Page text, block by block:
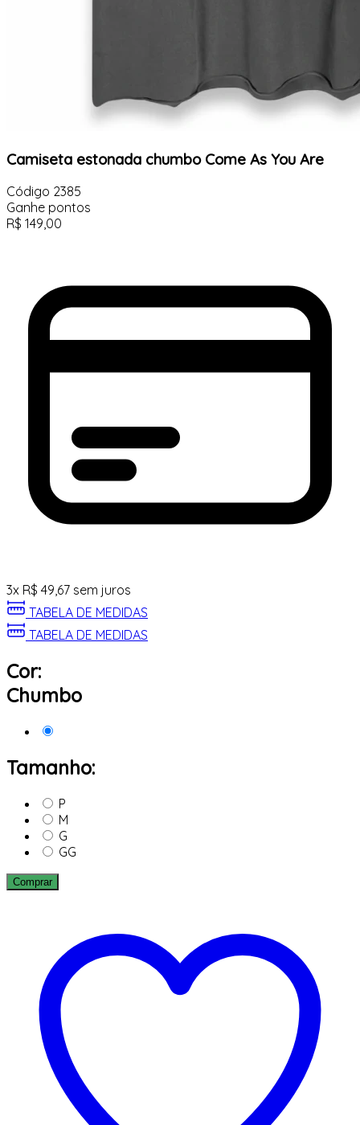
Camiseta estonada chumbo Come As You Are
Código 2385
Ganhe pontos
R$ 149,00
3x R$ 49,67 sem juros
TABELA DE MEDIDAS
TABELA DE MEDIDAS
Cor:
Chumbo
Tamanho:
P
M
G
GG
Comprar